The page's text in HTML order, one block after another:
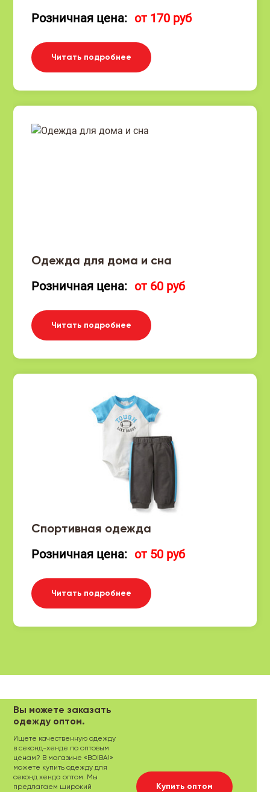
Розничная цена: от 170 руб
Читать подробнее
Одежда для дома и сна
Розничная цена: от 60 руб
Читать подробнее
Спортивная одежда
Розничная цена: от 50 руб
Читать подробнее
Вы можете заказать
одежду оптом.
Ищете качественную одежду
в секонд-хенде по оптовым
ценам? В магазине «ВО!ВА!»
можете купить одежду для
секонд хенда оптом. Мы
предлагаем широкий
Купить оптом